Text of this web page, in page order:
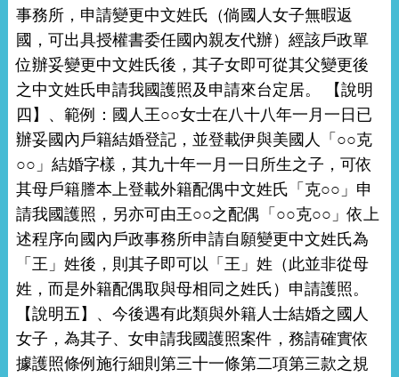
事務所，申請變更中文姓氏（倘國人女子無暇返
國，可出具授權書委任國內親友代辦）經該戶政單
位辦妥變更中文姓氏後，其子女即可從其父變更後
之中文姓氏申請我國護照及申請來台定居。 【說明
四】、範例：國人王○○女士在八十八年一月一日已
辦妥國內戶籍結婚登記，並登載伊與美國人「○○克
○○」結婚字樣，其九十年一月一日所生之子，可依
其母戶籍謄本上登載外籍配偶中文姓氏「克○○」申
請我國護照，另亦可由王○○之配偶「○○克○○」依上
述程序向國內戶政事務所申請自願變更中文姓氏為
「王」姓後，則其子即可以「王」姓（此並非從母
姓，而是外籍配偶取與母相同之姓氏）申請護照。
【說明五】、今後遇有此類與外籍人士結婚之國人
女子，為其子、女申請我國護照案件，務請確實依
據護照條例施行細則第三十一條第二項第三款之規